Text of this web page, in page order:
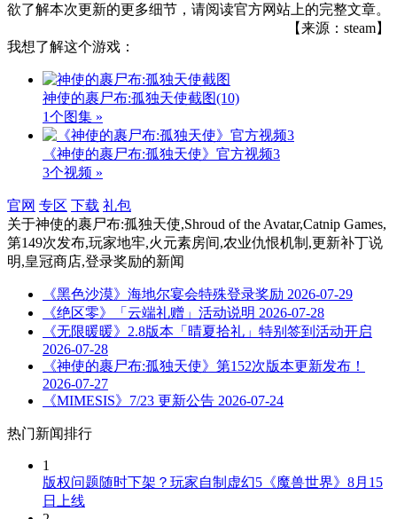
欲了解本次更新的更多细节，请阅读官方网站上的完整文章。
【来源：steam】
我想了解这个游戏：
神使的裹尸布:孤独天使截图(10)
1个图集 »
《神使的裹尸布:孤独天使》官方视频3
3个视频 »
官网 专区 下载 礼包
关于神使的裹尸布:孤独天使,Shroud of the Avatar,Catnip Games,
第149次发布,玩家地牢,火元素房间,农业仇恨机制,更新补丁说
明,皇冠商店,登录奖励的新闻
《黑色沙漠》海地尔宴会特殊登录奖励 2026-07-29
《绝区零》「云端礼赠」活动说明 2026-07-28
《无限暖暖》2.8版本「晴夏拾礼」特别签到活动开启
2026-07-28
《神使的裹尸布:孤独天使》第152次版本更新发布！
2026-07-27
《MIMESIS》7/23 更新公告 2026-07-24
热门新闻排行
1
版权问题随时下架？玩家自制虚幻5《魔兽世界》8月15
日上线